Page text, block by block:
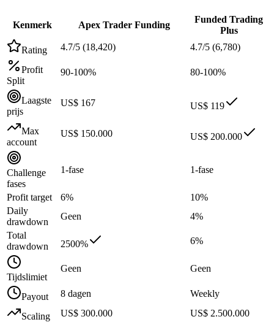
Kenmerk Apex Trader Funding
Funded Trading
Plus
Rating
4.7/5 (18,420) 4.7/5 (6,780)
Profit
Split
90-100% 80-100%
Laagste
prijs
US$ 167 US$ 119
Max
account
US$ 150.000 US$ 200.000
Challenge
fases
1-fase 1-fase
Profit target 6%
10%
Daily
drawdown
Geen
4%
Total
drawdown
2500% 6%
Tijdslimiet
Geen Geen
Payout 8 dagen Weekly
Scaling US$ 300.000 US$ 2.500.000